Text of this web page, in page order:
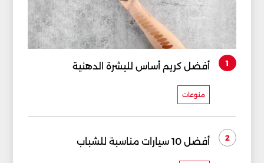
1 أفضل كريم أساس للبشرة الدهنية
منوعات
2 أفضل 10 سيارات مناسبة للشباب